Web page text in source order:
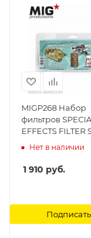
MIGP268 Набор
фильтров
EFFECTS FILTER
MIG Productions
Нет в наличии
1 910 руб.